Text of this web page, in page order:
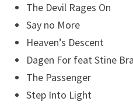
The Devil Rages On
Say no More
Heaven’s Descent
Dagen For feat Stine
The Passenger
Step Into Light